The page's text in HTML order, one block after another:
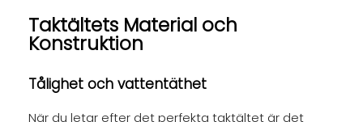
Taktältets Material och
Konstruktion
Tålighet och vattentäthet
När du letar efter det perfekta taktältet är det